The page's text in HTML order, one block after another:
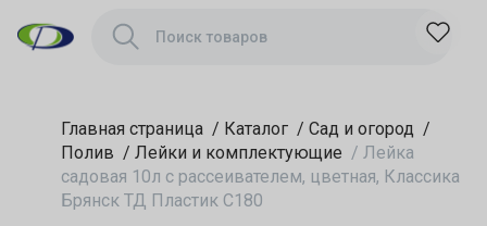
Главная страница / Каталог / Сад и огород /
Полив / Лейки и комплектующие / Лейка
садовая 10л с рассеивателем, цветная, Классика
Брянск ТД Пластик С180